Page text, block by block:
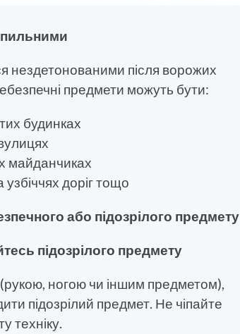
нездетонованими після ворожих
предмети можуть бути:
будинках
майданчиках
узбіччях доріг тощо
або підозрілого предмету
підозрілого предмету
ногою чи іншим предметом),
підозрілий предмет. Не чіпайте
техніку.